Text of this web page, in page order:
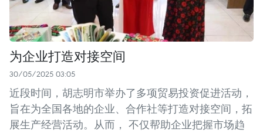
为企业打造对接空间
30/05/2025 03:05
近段时间，胡志明市举办了多项贸易投资促进活动，
旨在为全国各地的企业、合作社等打造对接空间，拓
展生产经营活动。从而， 不仅帮助企业把握市场趋